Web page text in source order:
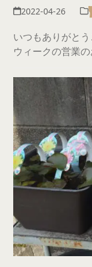
2022-04-26
いつもありがと
ウィークの営業